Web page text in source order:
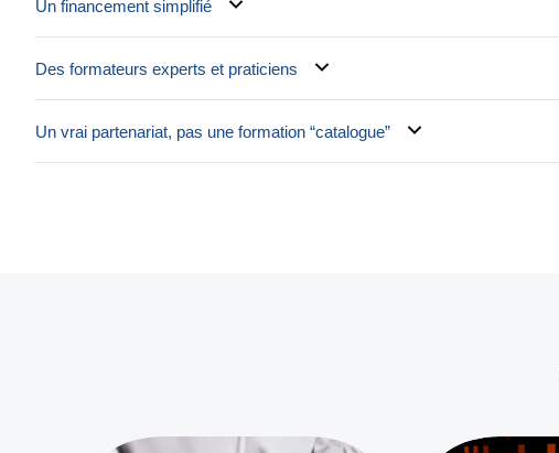
Un financement simplifié
Des formateurs experts et praticiens
Un vrai partenariat, pas une formation “catalogue”